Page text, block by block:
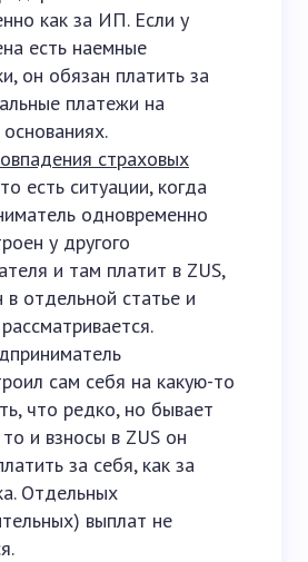
как за ИП. Если у
есть наемные
он обязан платить за
платежи на
страховых
есть ситуации, когда
одновременно
у другого
и там платит в ZUS,
в отдельной статье и
сам себя на какую-то
что редко, но бывает
и взносы в ZUS он
за себя, как за
Отдельных
выплат не